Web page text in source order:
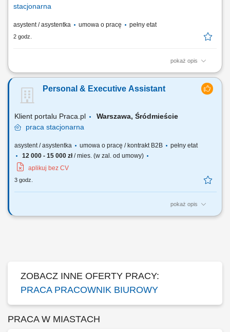
stacjonarna
asystent / asystentka umowa o pracę pełny etat
2 godz.
pokaż opis
Twoja rola w STRABAG obsługa kalendarza i poczty mailowej Dyrekcji;
oraz rozliczanie delegacji służbowych; organizacja narad, spotkań,
eventów; obsługa biura: odbieranie i wysyłka poczty; zaopatrzenie biura
Personal & Executive Assistant
Klient portalu Praca.pl
Warszawa, Śródmieście
praca stacjonarna
asystent / asystentka umowa o pracę / kontrakt B2B
pełny etat
12 000 - 15 000 zł/ mies. (w zal. od umowy)
aplikuj bez CV
3 godz.
pokaż opis
Prowadzenie kalendarza spotkań prywatnych i zawodowych właścicieli
ZOBACZ INNE OFERTY PRACY:
PRACA PRACOWNIK BIUROWY
PRACA W MIASTACH